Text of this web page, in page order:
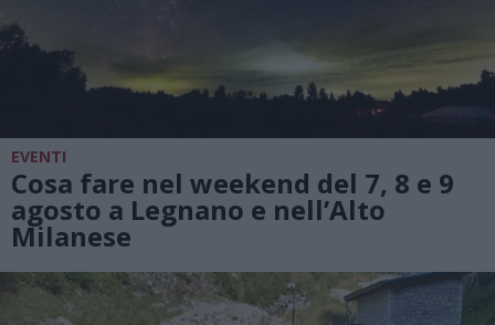
EVENTI
Cosa fare nel weekend del 7, 8 e 9
agosto a Legnano e nell’Alto
Milanese